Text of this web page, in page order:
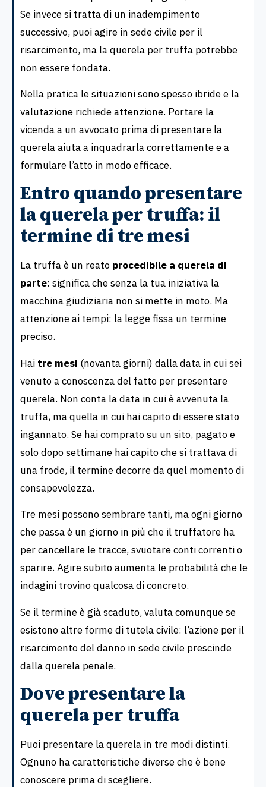
Se invece si tratta di un inadempimento
successivo, puoi agire in sede civile per il
risarcimento, ma la querela per truffa potrebbe
non essere fondata.
Nella pratica le situazioni sono spesso ibride e la
valutazione richiede attenzione. Portare la
vicenda a un avvocato prima di presentare la
querela aiuta a inquadrarla correttamente e a
formulare l’atto in modo efficace.
Entro quando presentare
la querela per truffa: il
termine di tre mesi
La truffa è un reato procedibile a querela di
parte: significa che senza la tua iniziativa la
macchina giudiziaria non si mette in moto. Ma
attenzione ai tempi: la legge fissa un termine
preciso.
Hai tre mesi (novanta giorni) dalla data in cui sei
venuto a conoscenza del fatto per presentare
querela. Non conta la data in cui è avvenuta la
truffa, ma quella in cui hai capito di essere stato
ingannato. Se hai comprato su un sito, pagato e
solo dopo settimane hai capito che si trattava di
una frode, il termine decorre da quel momento di
consapevolezza.
Tre mesi possono sembrare tanti, ma ogni giorno
che passa è un giorno in più che il truffatore ha
per cancellare le tracce, svuotare conti correnti o
sparire. Agire subito aumenta le probabilità che le
indagini trovino qualcosa di concreto.
Se il termine è già scaduto, valuta comunque se
esistono altre forme di tutela civile: l’azione per il
risarcimento del danno in sede civile prescinde
dalla querela penale.
Dove presentare la
querela per truffa
Puoi presentare la querela in tre modi distinti.
Ognuno ha caratteristiche diverse che è bene
conoscere prima di scegliere.